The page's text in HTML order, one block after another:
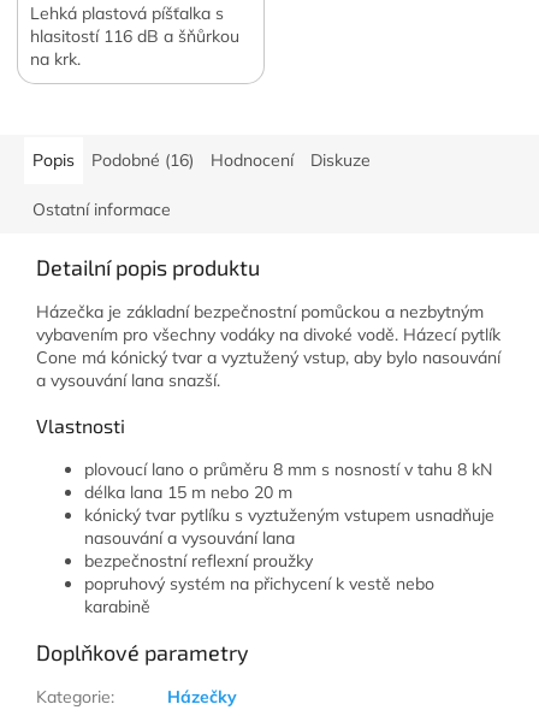
Lehká plastová píšťalka s
hlasitostí 116 dB a šňůrkou
na krk.
Popis Podobné (16) Hodnocení Diskuze
Ostatní informace
Detailní popis produktu
Házečka je základní bezpečnostní pomůckou a nezbytným
vybavením pro všechny vodáky na divoké vodě. Házecí pytlík
Cone má kónický tvar a vyztužený vstup, aby bylo nasouvání
a vysouvání lana snazší.
Vlastnosti
plovoucí lano o průměru 8 mm s nosností v tahu 8 kN
délka lana 15 m nebo 20 m
kónický tvar pytlíku s vyztuženým vstupem usnadňuje
nasouvání a vysouvání lana
bezpečnostní reflexní proužky
popruhový systém na přichycení k vestě nebo
karabině
Doplňkové parametry
Kategorie:
Házečky